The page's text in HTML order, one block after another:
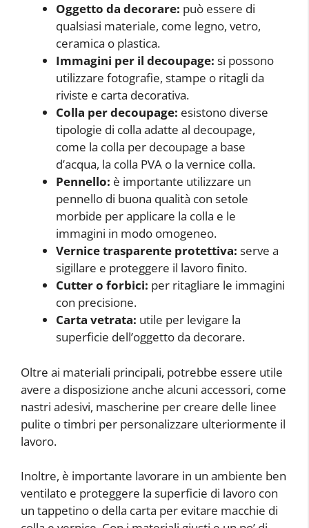
Oggetto da decorare: può essere di
qualsiasi materiale, come legno, vetro,
ceramica o plastica.
Immagini per il decoupage: si possono
utilizzare fotografie, stampe o ritagli da
riviste e carta decorativa.
Colla per decoupage: esistono diverse
tipologie di colla adatte al decoupage,
come la colla per decoupage a base
d’acqua, la colla PVA o la vernice colla.
Pennello: è importante utilizzare un
pennello di buona qualità con setole
morbide per applicare la colla e le
immagini in modo omogeneo.
Vernice trasparente protettiva: serve a
sigillare e proteggere il lavoro finito.
Cutter o forbici: per ritagliare le immagini
con precisione.
Carta vetrata: utile per levigare la
superficie dell’oggetto da decorare.
Oltre ai materiali principali, potrebbe essere utile
avere a disposizione anche alcuni accessori, come
nastri adesivi, mascherine per creare delle linee
pulite o timbri per personalizzare ulteriormente il
lavoro.
Inoltre, è importante lavorare in un ambiente ben
ventilato e proteggere la superficie di lavoro con
un tappetino o della carta per evitare macchie di